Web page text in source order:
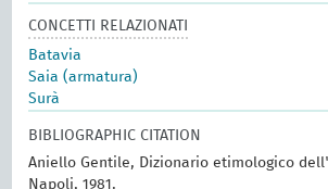
CONCETTI RELAZIONATI
Batavia
Saia (armatura)
Surà
BIBLIOGRAPHIC CITATION
Aniello Gentile, Dizionario etimologico
Napoli, 1981.